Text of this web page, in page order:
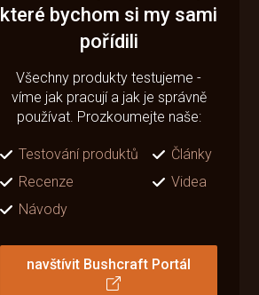
které bychom si my sami
pořídili
Všechny produkty testujeme -
víme jak pracují a jak je správně
používat. Prozkoumejte naše:
Testování produktů
Články
Recenze
Videa
Návody
navštívit Bushcraft Portál